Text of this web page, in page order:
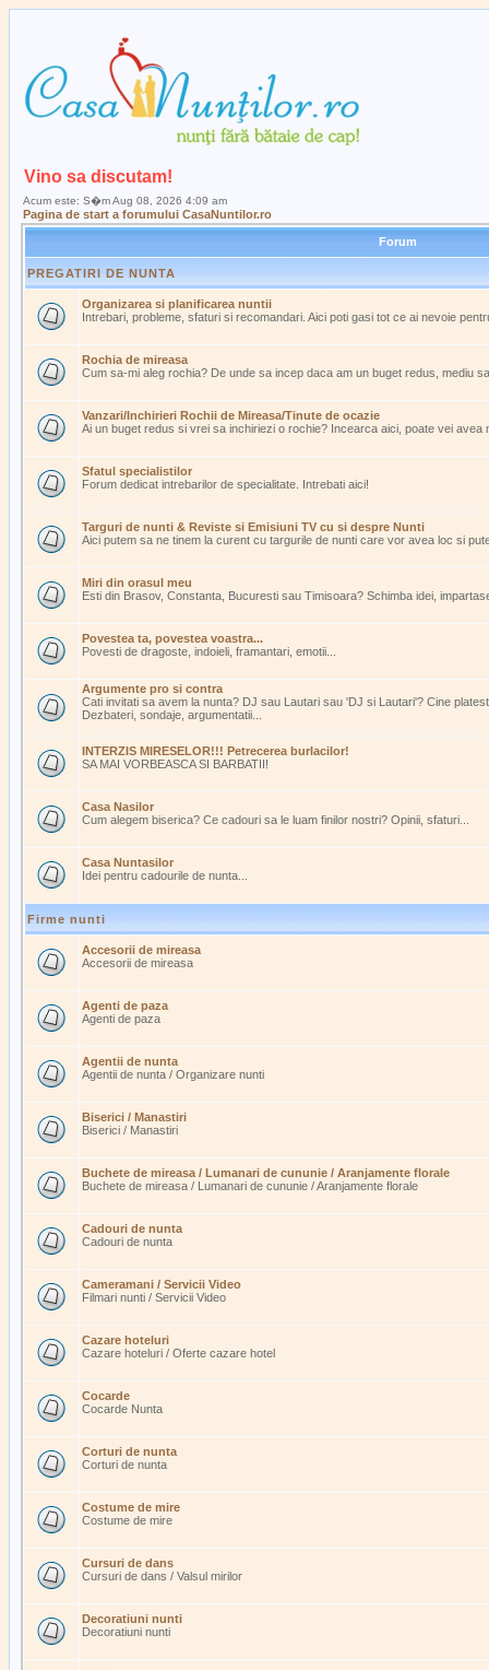
Vino sa discutam!
Acum este: S�m Aug 08, 2026 4:09 am
Pagina de start a forumului CasaNuntilor.ro
Forum
PREGATIRI DE NUNTA
Organizarea si planificarea nuntii
Intrebari, probleme, sfaturi si recomandari. Aici poti gasi tot ce ai nevoie
Rochia de mireasa
Cum sa-mi aleg rochia? De unde sa incep daca am un buget redus, mediu
Vanzari/Inchirieri Rochii de Mireasa/Tinute de ocazie
Ai un buget redus si vrei sa inchiriezi o rochie? Incearca aici, poate vei avea
Sfatul specialistilor
Forum dedicat intrebarilor de specialitate. Intrebati aici!
Targuri de nunti & Reviste si Emisiuni TV cu si despre Nunti
Aici putem sa ne tinem la curent cu targurile de nunti care vor avea loc si
Miri din orasul meu
Esti din Brasov, Constanta, Bucuresti sau Timisoara? Schimba idei,
Povestea ta, povestea voastra...
Povesti de dragoste, indoieli, framantari, emotii...
Argumente pro si contra
Cati invitati sa avem la nunta? DJ sau Lautari sau 'DJ si Lautari'? Cine
Dezbateri, sondaje, argumentatii...
INTERZIS MIRESELOR!!! Petrecerea burlacilor!
SA MAI VORBEASCA SI BARBATII!
Casa Nasilor
Cum alegem biserica? Ce cadouri sa le luam finilor nostri? Opinii, sfaturi...
Casa Nuntasilor
Idei pentru cadourile de nunta...
Firme nunti
Accesorii de mireasa
Accesorii de mireasa
Agenti de paza
Agenti de paza
Agentii de nunta
Agentii de nunta / Organizare nunti
Biserici / Manastiri
Biserici / Manastiri
Buchete de mireasa / Lumanari de cununie / Aranjamente florale
Buchete de mireasa / Lumanari de cununie / Aranjamente florale
Cadouri de nunta
Cadouri de nunta
Cameramani / Servicii Video
Filmari nunti / Servicii Video
Cazare hoteluri
Cazare hoteluri / Oferte cazare hotel
Cocarde
Cocarde Nunta
Corturi de nunta
Corturi de nunta
Costume de mire
Costume de mire
Cursuri de dans
Cursuri de dans / Valsul mirilor
Decoratiuni nunti
Decoratiuni nunti